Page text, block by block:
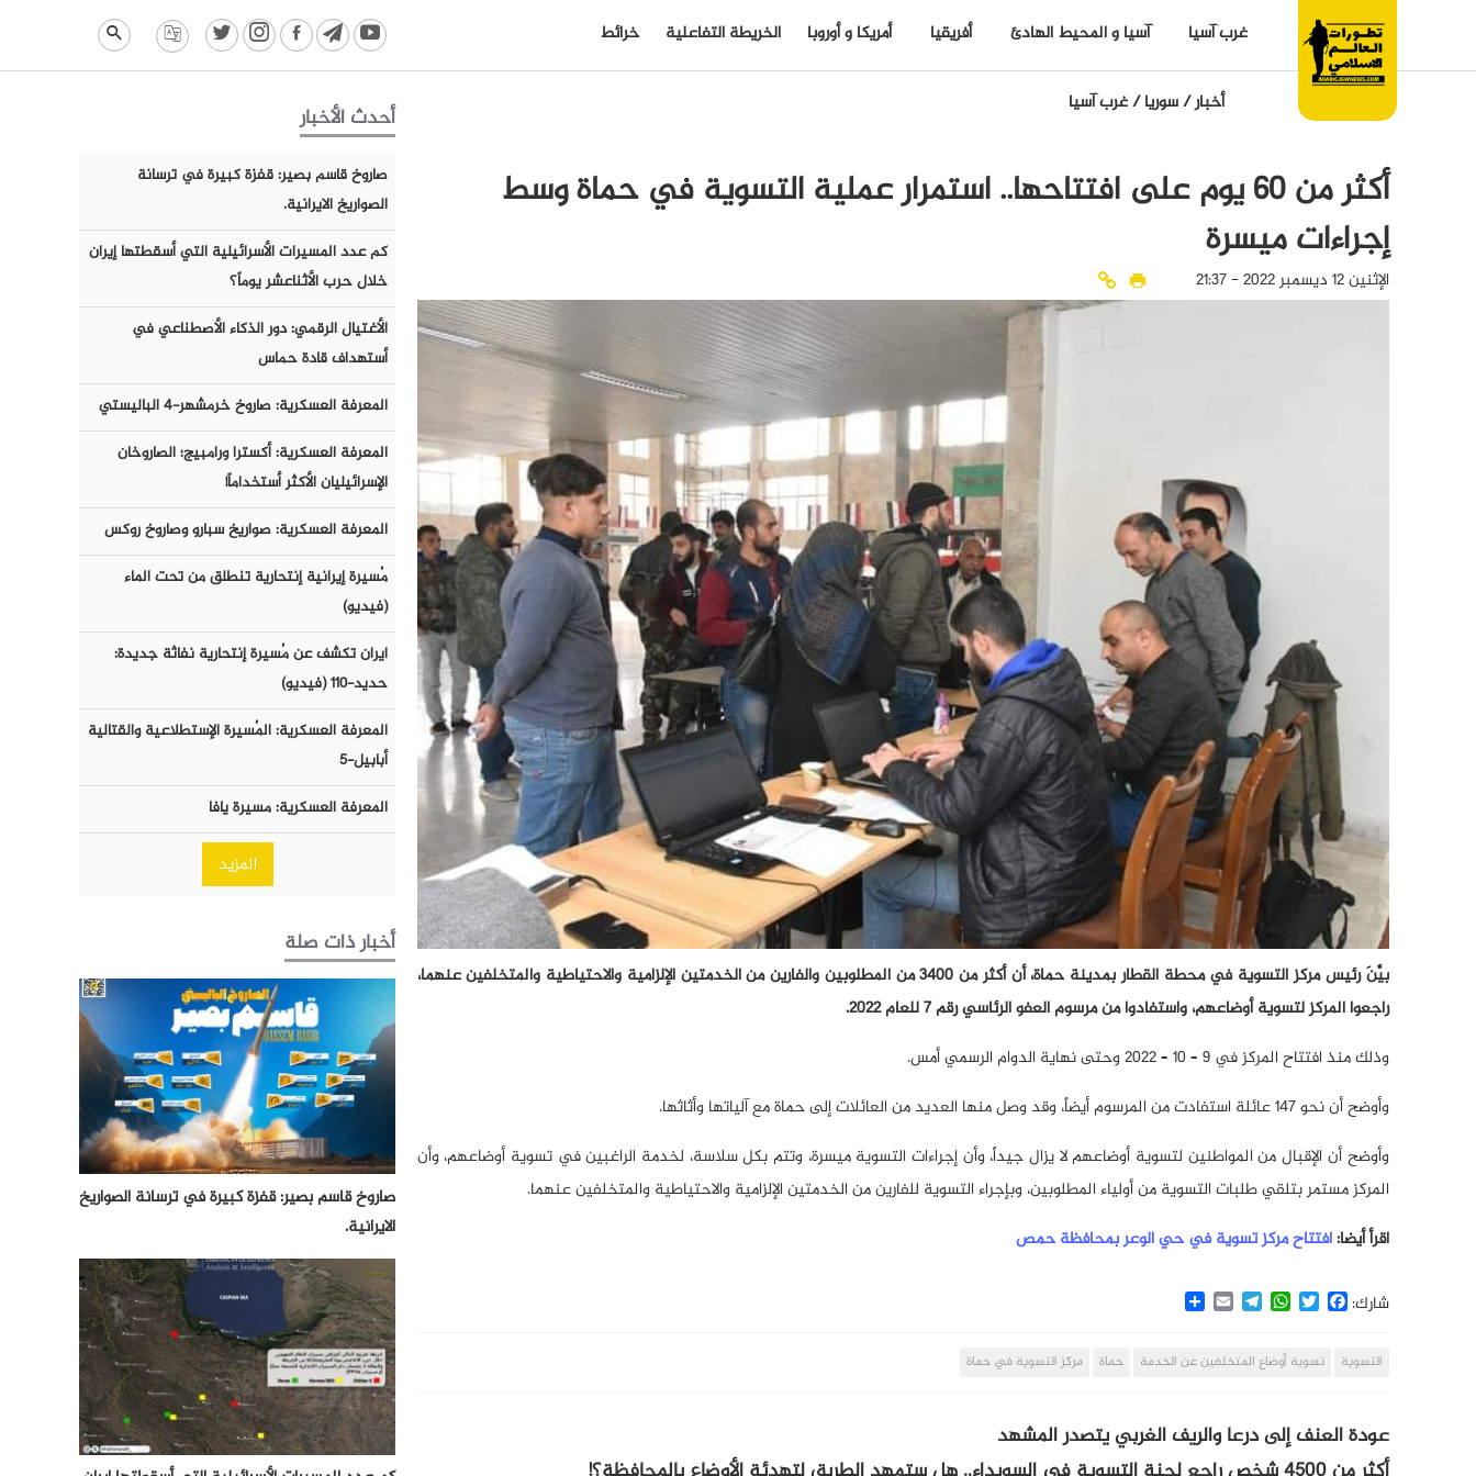
غرب آسيا آسيا و المحيط الهادئ أفريقيا أمريكا و أوروبا الخريطة التفاعلية خرائط
أخبار/سوريا/غرب آسيا
أكثر من 60 يوم على افتتاحها.. استمرار عملية التسوية في حماة وسط
إجراءات ميسرة
الإثنين 12 ديسمبر 2022 - 21:37
بيَّنَ رئيس مركز التسوية في محطة القطار بمدينة حماة، أن أكثر من 3400 من المطلوبين والفارين من الخدمتين الإلزامية والاحتياطية والمتخلفين عنهما،
راجعوا المركز لتسوية أوضاعهم، واستفادوا من مرسوم العفو الرئاسي رقم 7 للعام 2022.
وذلك منذ افتتاح المركز في 9 – 10 – 2022 وحتى نهاية الدوام الرسمي أمس.
وأوضح أن نحو 147 عائلة استفادت من المرسوم أيضاً، وقد وصل منها العديد من العائلات إلى حماة مع آلياتها وأثاثها.
وأوضح أن الإقبال من المواطنين لتسوية أوضاعهم لا يزال جيداً، وأن إجراءات التسوية ميسرة، وتتم بكل سلاسة، لخدمة الراغبين في تسوية أوضاعهم، وأن
المركز مستمر بتلقي طلبات التسوية من أولياء المطلوبين، وبإجراء التسوية للفارين من الخدمتين الإلزامية والاحتياطية والمتخلفين عنهما.
اقرأ أيضا:افتتاح مركز تسوية في حي الوعر بمحافظة حمص
شارك: Facebook
Twitter
WhatsApp
Telegram
Email
التسوية تسوية أوضاع المتخلفين عن الخدمة حماة مركز التسوية في حماة
عودة العنف إلى درعا والريف الغربي يتصدر المشهد
أحدث الأخبار
صاروخ قاسم بصير: قفزة كبيرة في ترسانة
الصواريخ الايرانية.
كم عدد المسيرات الأسرائيلية التي أسقطتها إيران
خلال حرب الأثناعشر يوماً؟
الأغتيال الرقمي: دور الذكاء الأصطناعي في
أستهداف قادة حماس
المعرفة العسكرية: صاروخ خرمشهر-٤ الباليستي
المعرفة العسكرية: أكسترا ورامبيج؛ الصاروخان
الإسرائيليان الأكثر أستخداماً!
المعرفة العسكرية: صواريخ سبارو وصاروخ روكس
مُسيرة إيرانية إنتحارية تنطلق من تحت الماء
(فيديو)
ايران تكشف عن مُسيرة إنتحارية نفاثة جديدة:
حديد-١١٠ (فيديو)
المعرفة العسكرية: المُسيرة الإستطلاعية والقتالية
أبابيل-٥
المعرفة العسكرية: مسيرة يافا
المزيد
أخبار ذات صلة
صاروخ قاسم بصير: قفزة كبيرة في ترسانة الصواريخ
الايرانية.